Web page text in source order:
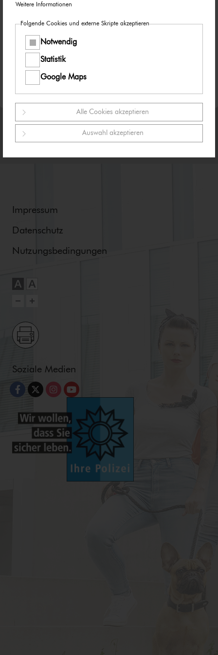
Weitere Informationen
Folgende Cookies und externe Skripte akzeptieren
Notwendig
Statistik
Google Maps
Alle Cookies akzeptieren
Auswahl akzeptieren
Media Kanal:
Impressum
Datenschutz
Nut­zungs­be­din­gun­gen
Soziale Medien